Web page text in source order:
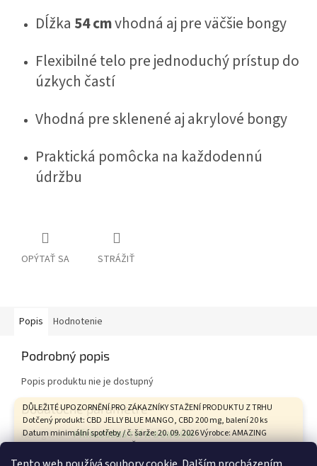
DŮLEŽITÉ UPOZORNĚNÍ PRO ZÁKAZNÍKY STAŽENÍ PRODUKTU Z TRHU
Dotčený produkt: CBD JELLY BLUE MANGO, CBD 200 mg, balení 20 ks
Datum minimální spotřeby / č. šarže: 20. 09. 2026 Výrobce: AMAZING
HEALTH CARE s.r.o., Tovární 9, České Budějovice Státní zemědělská a
potravinářská inspekce na základě hodnocení zdravotního rizika
Dĺžka 54 cmvhodná aj pre väčšie bongy
Flexibilné telo pre jednoduchý prístup do
úzkych častí
Vhodná pre sklenené aj akrylové bongy
Praktická pomôcka na každodennú
údržbu
OPÝTAŤ SA STRÁŽIŤ
Popis Hodnotenie
Podrobný popis
Popis produktu nie je dostupný
Dodatočné parametre
Kategória: PŘÍSLUŠENSTVÍ K BONGŮM